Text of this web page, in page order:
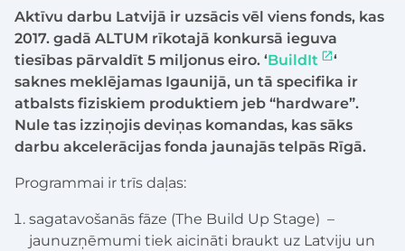
Aktīvu darbu Latvijā ir uzsācis vēl viens fonds, kas
2017. gadā ALTUM rīkotajā konkursā ieguva
tiesības pārvaldīt 5 miljonus eiro. ‘BuildIt
‘
saknes meklējamas Igaunijā, un tā specifika ir
atbalsts fiziskiem produktiem jeb “hardware”.
Nule tas izziņojis deviņas komandas, kas sāks
darbu akcelerācijas fonda jaunajās telpās Rīgā.
Programmai ir trīs daļas:
sagatavošanās fāze (The Build Up Stage) –
jaunuzņēmumi tiek aicināti braukt uz Latviju un